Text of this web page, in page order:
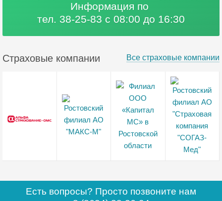
Информация по
тел. 38-25-83 с 08:00 до 16:30
Страховые компании Все страховые компании
Есть вопросы? Просто позвоните нам